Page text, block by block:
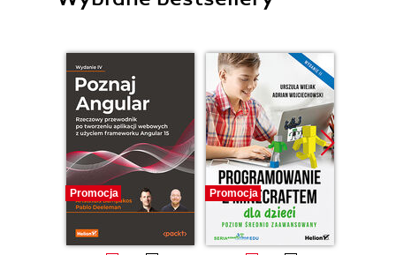
Promocja Promocja